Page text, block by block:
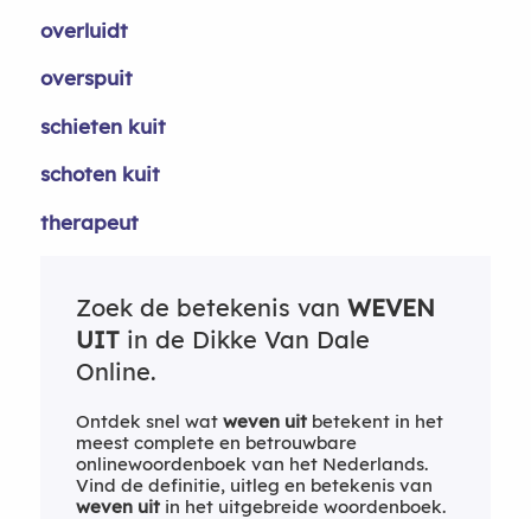
overluidt
overspuit
schieten kuit
schoten kuit
therapeut
Zoek de betekenis van WEVEN
UITin de Dikke Van Dale
Online.
Ontdek snel wat weven uitbetekent in het
meest complete en betrouwbare
onlinewoordenboek van het Nederlands.
Vind de definitie, uitleg en betekenis van
weven uitin het uitgebreide woordenboek.